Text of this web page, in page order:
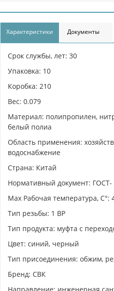
Характеристики Документы
Срок службы, лет: 30
Упаковка: 10
Коробка: 210
Вес: 0.079
Материал: полипропилен,
белый полиа
Область применения:
водоснабжение
Страна: Китай
Нормативный документ: ГОСТ-
Max Рабочая температура, C°:
Тип резьбы: 1 ВР
Тип продукта: муфта с
Цвет: синий, черный
Тип присоединения: обжим,
Бренд: СВК